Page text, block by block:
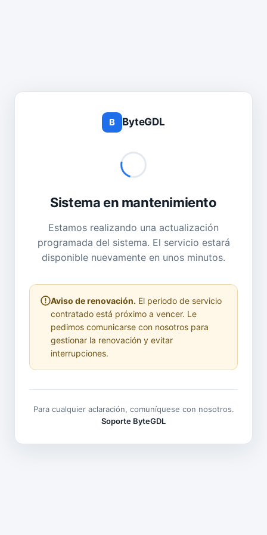
B ByteGDL
Sistema en mantenimiento
Estamos realizando una actualización
programada del sistema. El servicio estará
disponible nuevamente en unos minutos.
Aviso de renovación. El periodo de servicio
contratado está próximo a vencer. Le
pedimos comunicarse con nosotros para
gestionar la renovación y evitar
interrupciones.
Para cualquier aclaración, comuníquese con nosotros.
Soporte ByteGDL